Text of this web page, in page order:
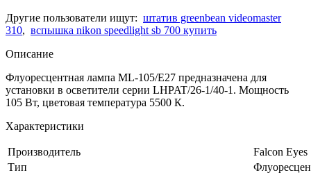
Другие пользователи ищут: штатив greenbean videomaster
310, вспышка nikon speedlight sb 700 купить
Описание
Флуоресцентная лампа ML-105/E27 предназначена для
установки в осветители серии LHPAT/26-1/40-1. Мощность
105 Вт, цветовая температура 5500 К.
Характеристики
Производитель
Falcon Eyes
Тип